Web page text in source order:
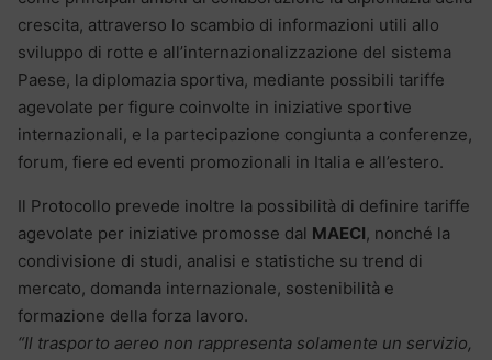
crescita, attraverso lo scambio di informazioni utili allo
sviluppo di rotte e all’internazionalizzazione del sistema
Paese, la diplomazia sportiva, mediante possibili tariffe
agevolate per figure coinvolte in iniziative sportive
internazionali, e la partecipazione congiunta a conferenze,
forum, fiere ed eventi promozionali in Italia e all’estero.
Il Protocollo prevede inoltre la possibilità di definire tariffe
agevolate per iniziative promosse dal MAECI, nonché la
condivisione di studi, analisi e statistiche su trend di
mercato, domanda internazionale, sostenibilità e
formazione della forza lavoro.
“Il trasporto aereo non rappresenta solamente un servizio,